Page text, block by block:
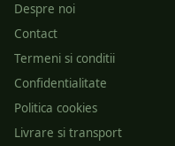
Despre noi
Contact
Termeni si conditii
Confidentialitate
Politica cookies
Livrare si transport